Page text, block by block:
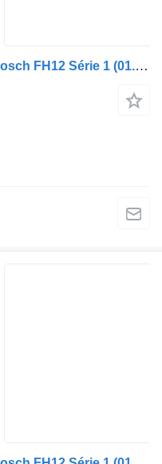
Valve de commande de frein Bosch FH12 Série 1 (01.93-12.02) 0501100019 pour camion Volvo FH12, FH16, NH12, FH, VNL780 (1993-2014)